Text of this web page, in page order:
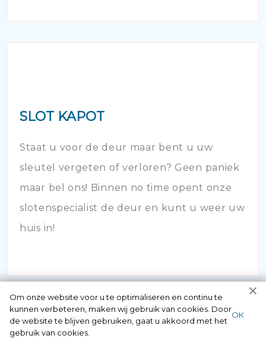
SLOT KAPOT
Staat u voor de deur maar bent u uw
sleutel vergeten of verloren? Geen paniek
maar bel ons! Binnen no time opent onze
slotenspecialist de deur en kunt u weer uw
huis in!
Om onze website voor u te optimaliseren en continu te
kunnen verbeteren, maken wij gebruik van cookies. Door
de website te blijven gebruiken, gaat u akkoord met het
gebruik van cookies.
ОК